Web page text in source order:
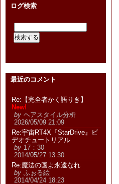
ログ検索
最近のコメント
Re:【完全者かく語りき】
New!
by ヘアスタイル分析
2026/05/09 21:09
Re:宇宙RT4X『StarDrive』ビ
デオチュートリアル
by 17：30
2014/05/27 13:30
Re:魔法の国よ永遠なれ
by ふぉる絵
2014/04/24 18:23